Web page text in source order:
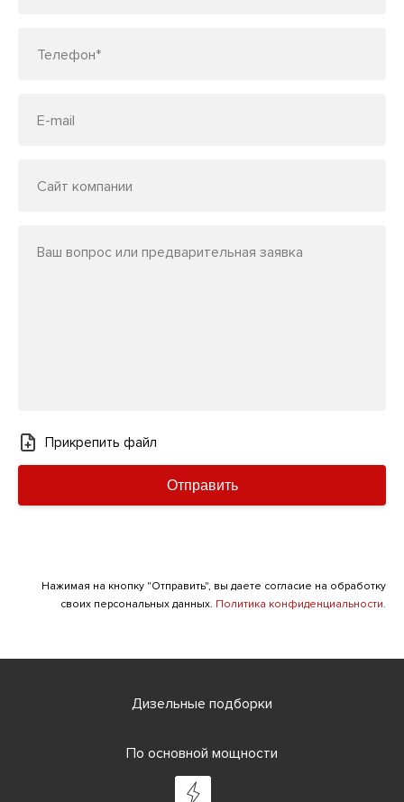
Телефон*
E-mail
Сайт компании
Ваш вопрос или предварительная заявка
Прикрепить файл
Отправить
Нажимая на кнопку "Отправить", вы даете согласие на обработку
своих персональных данных. Политика конфиденциальности.
Дизельные подборки
По основной мощности